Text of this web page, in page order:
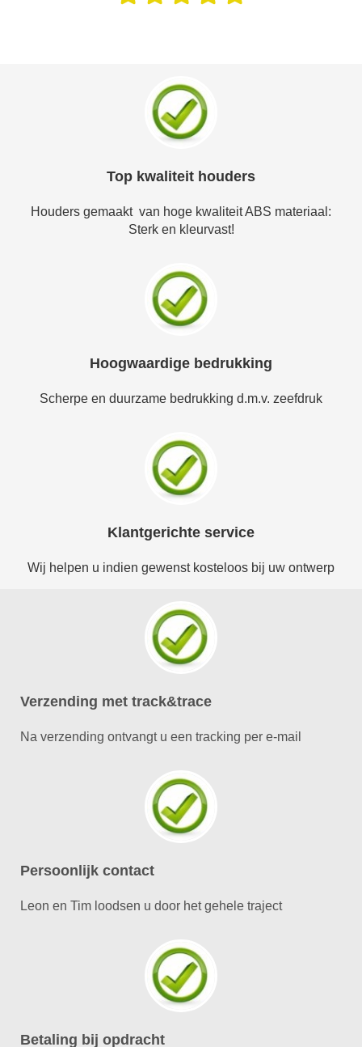
Top kwaliteit houders
Houders gemaakt van hoge kwaliteit ABS materiaal:
Sterk en kleurvast!
Hoogwaardige bedrukking
Scherpe en duurzame bedrukking d.m.v. zeefdruk
Klantgerichte service
Wij helpen u indien gewenst kosteloos bij uw ontwerp
Verzending met track&trace
Na verzending ontvangt u een tracking per e-mail
Persoonlijk contact
Leon en Tim loodsen u door het gehele traject
Betaling bij opdracht